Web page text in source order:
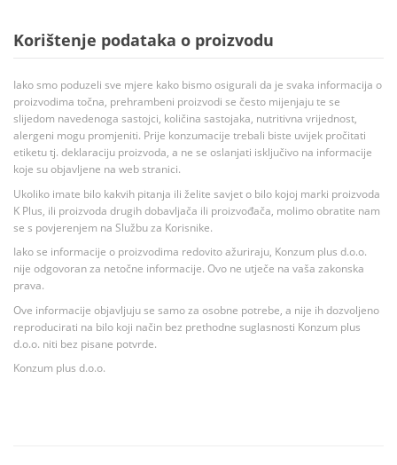
Korištenje podataka o proizvodu
Iako smo poduzeli sve mjere kako bismo osigurali da je svaka informacija o
proizvodima točna, prehrambeni proizvodi se često mijenjaju te se
slijedom navedenoga sastojci, količina sastojaka, nutritivna vrijednost,
alergeni mogu promjeniti. Prije konzumacije trebali biste uvijek pročitati
etiketu tj. deklaraciju proizvoda, a ne se oslanjati isključivo na informacije
koje su objavljene na web stranici.
Ukoliko imate bilo kakvih pitanja ili želite savjet o bilo kojoj marki proizvoda
K Plus, ili proizvoda drugih dobavljača ili proizvođača, molimo obratite nam
se s povjerenjem na Službu za Korisnike.
Iako se informacije o proizvodima redovito ažuriraju, Konzum plus d.o.o.
nije odgovoran za netočne informacije. Ovo ne utječe na vaša zakonska
prava.
Ove informacije objavljuju se samo za osobne potrebe, a nije ih dozvoljeno
reproducirati na bilo koji način bez prethodne suglasnosti Konzum plus
d.o.o. niti bez pisane potvrde.
Konzum plus d.o.o.